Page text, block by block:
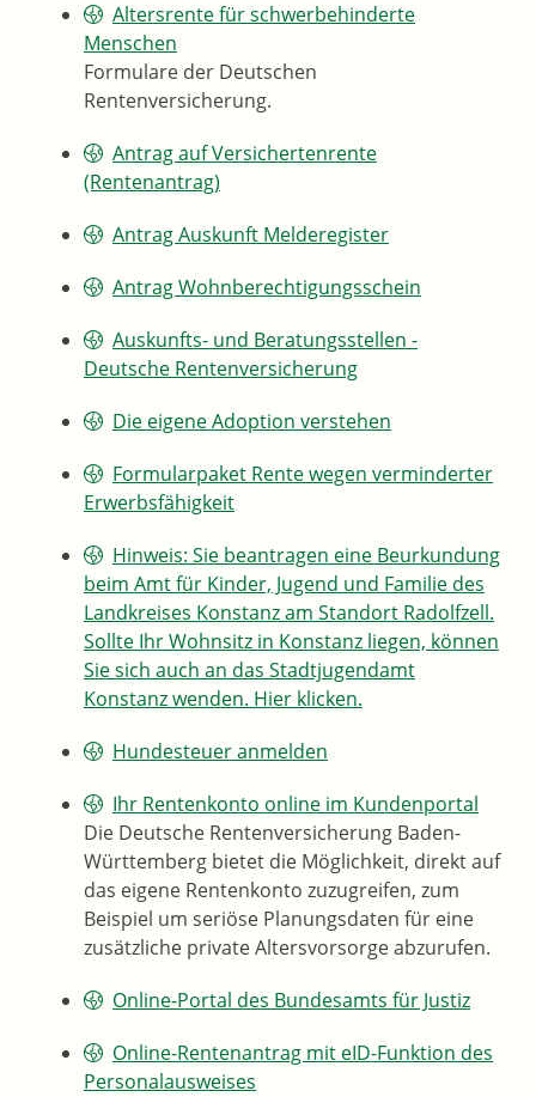
Altersrente für schwerbehinderte
Menschen
Formulare der Deutschen
Rentenversicherung.
Antrag auf Versichertenrente
(Rentenantrag)
Antrag Auskunft Melderegister
Antrag Wohnberechtigungsschein
Auskunfts- und Beratungsstellen -
Deutsche Rentenversicherung
Die eigene Adoption verstehen
Formularpaket Rente wegen verminderter
Erwerbsfähigkeit
Hinweis: Sie beantragen eine Beurkundung
beim Amt für Kinder, Jugend und Familie des
Landkreises Konstanz am Standort Radolfzell.
Sollte Ihr Wohnsitz in Konstanz liegen, können
Sie sich auch an das Stadtjugendamt
Konstanz wenden. Hier klicken.
Hundesteuer anmelden
Ihr Rentenkonto online im Kundenportal
Die Deutsche Rentenversicherung Baden-
Württemberg bietet die Möglichkeit, direkt auf
das eigene Rentenkonto zuzugreifen, zum
Beispiel um seriöse Planungsdaten für eine
zusätzliche private Altersvorsorge abzurufen.
Online-Portal des Bundesamts für Justiz
Online-Rentenantrag mit eID-Funktion des
Personalausweises